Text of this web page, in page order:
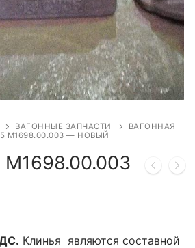
ВАГОННЫЕ ЗАПЧАСТИ
ВАГОННАЯ
М1698.00.003 — НОВЫЙ
Клинья являются составной